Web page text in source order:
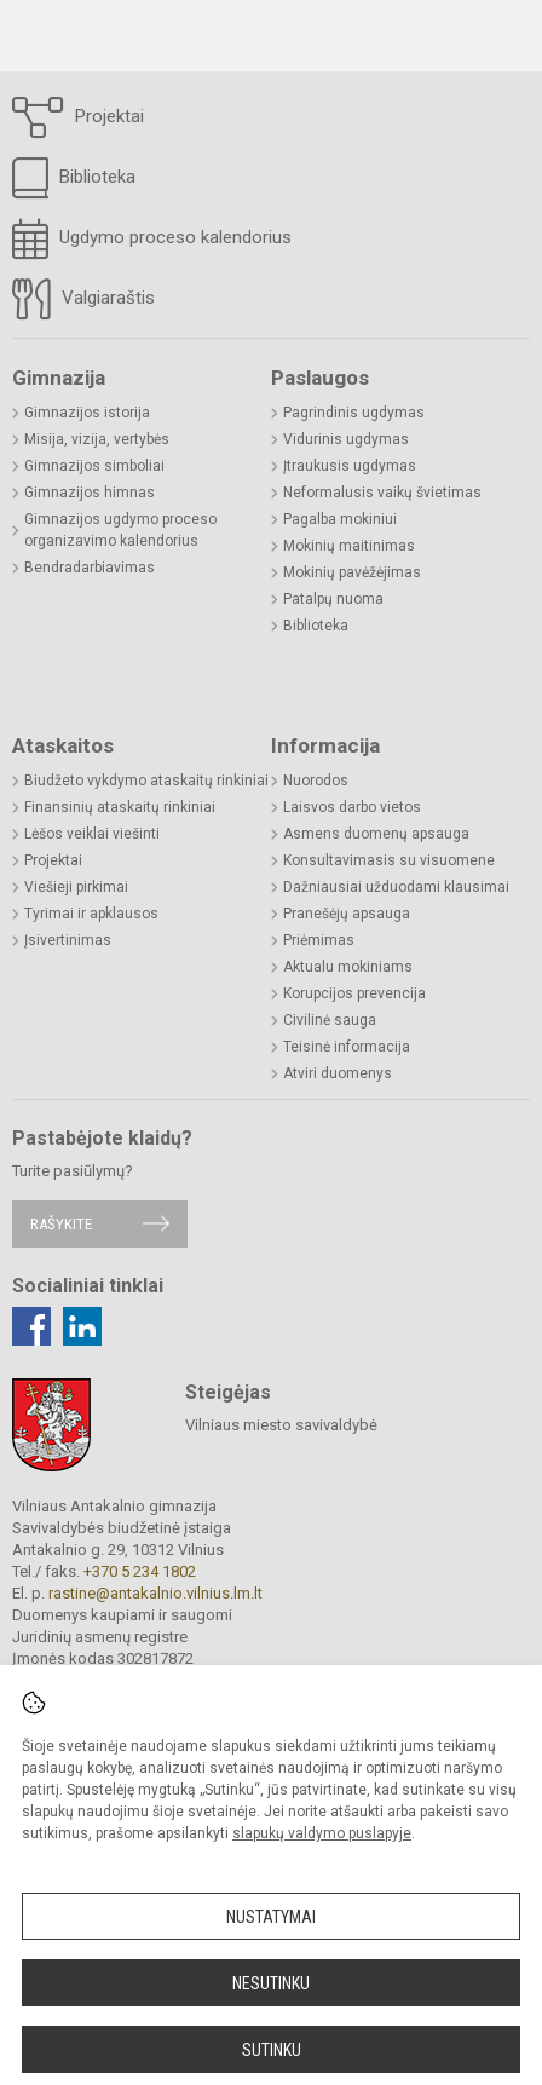
Šioje svetainėje naudojame slapukus siekdami užtikrinti jums teikiamų
paslaugų kokybę, analizuoti svetainės naudojimą ir optimizuoti naršymo
patirtį. Spustelėję mygtuką „Sutinku“, jūs patvirtinate, kad sutinkate su visų
slapukų naudojimu šioje svetainėje. Jei norite atšaukti arba pakeisti savo
sutikimus, prašome apsilankyti slapukų valdymo puslapyje.
NUSTATYMAI
NESUTINKU
SUTINKU
Projektai
Biblioteka
Ugdymo proceso kalendorius
Valgiaraštis
Gimnazija
Gimnazijos istorija
Misija, vizija, vertybės
Gimnazijos simboliai
Gimnazijos himnas
Gimnazijos ugdymo proceso
organizavimo kalendorius
Bendradarbiavimas
Paslaugos
Pagrindinis ugdymas
Vidurinis ugdymas
Įtraukusis ugdymas
Neformalusis vaikų švietimas
Pagalba mokiniui
Mokinių maitinimas
Mokinių pavėžėjimas
Patalpų nuoma
Biblioteka
Ataskaitos
Biudžeto vykdymo ataskaitų rinkiniai
Finansinių ataskaitų rinkiniai
Lėšos veiklai viešinti
Projektai
Viešieji pirkimai
Tyrimai ir apklausos
Įsivertinimas
Informacija
Nuorodos
Laisvos darbo vietos
Asmens duomenų apsauga
Konsultavimasis su visuomene
Dažniausiai užduodami klausimai
Pranešėjų apsauga
Priėmimas
Aktualu mokiniams
Korupcijos prevencija
Civilinė sauga
Teisinė informacija
Atviri duomenys
Pastabėjote klaidų?
Turite pasiūlymų?
RAŠYKITE
Socialiniai tinklai
Steigėjas
Vilniaus miesto savivaldybė
Vilniaus Antakalnio gimnazija
Savivaldybės biudžetinė įstaiga
Antakalnio g. 29, 10312 Vilnius
Tel./ faks. +370 5 234 1802
El. p. rastine@antakalnio.vilnius.lm.lt
Duomenys kaupiami ir saugomi
Juridinių asmenų registre
Įmonės kodas 302817872
© 2026. Vilniaus Antakalnio gimnazija. Visos teisės saugomos.
Kopijuoti turinį be raštiško gimnazijos sutikimo griežtai draudžiama.
Versija neįgaliesiems Slapukų valdymas